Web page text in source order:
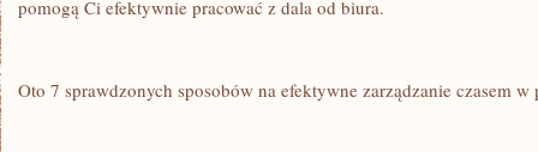
pomogą Ci efektywnie pracować z dala od biura.
‍Oto 7 sprawdzonych sposobów na efektywne zarządzanie czasem w